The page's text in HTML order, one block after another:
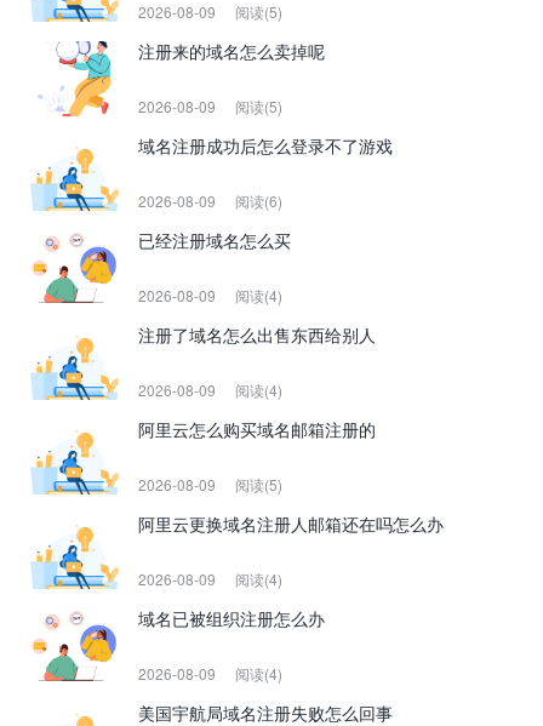
2026-08-09 阅读(5)
注册来的域名怎么卖掉呢
2026-08-09 阅读(5)
域名注册成功后怎么登录不了游戏
2026-08-09 阅读(6)
已经注册域名怎么买
2026-08-09 阅读(4)
注册了域名怎么出售东西给别人
2026-08-09 阅读(4)
阿里云怎么购买域名邮箱注册的
2026-08-09 阅读(5)
阿里云更换域名注册人邮箱还在吗怎么办
2026-08-09 阅读(4)
域名已被组织注册怎么办
2026-08-09 阅读(4)
美国宇航局域名注册失败怎么回事